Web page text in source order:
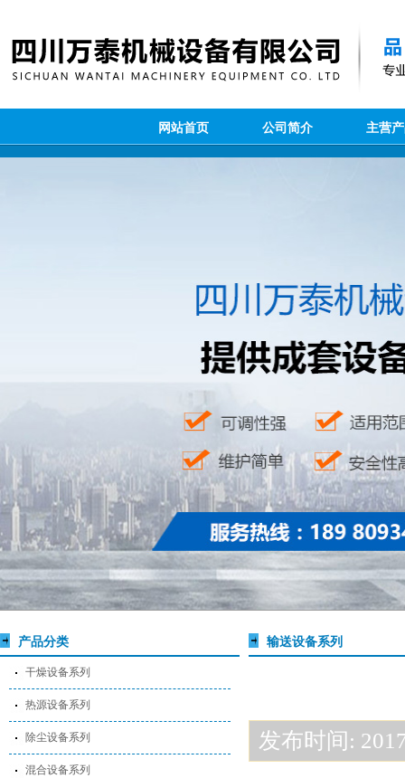
网站首页 公司简介 主营
产品分类
干燥设备系列
热源设备系列
除尘设备系列
混合设备系列
输送设备系列
发布时间: